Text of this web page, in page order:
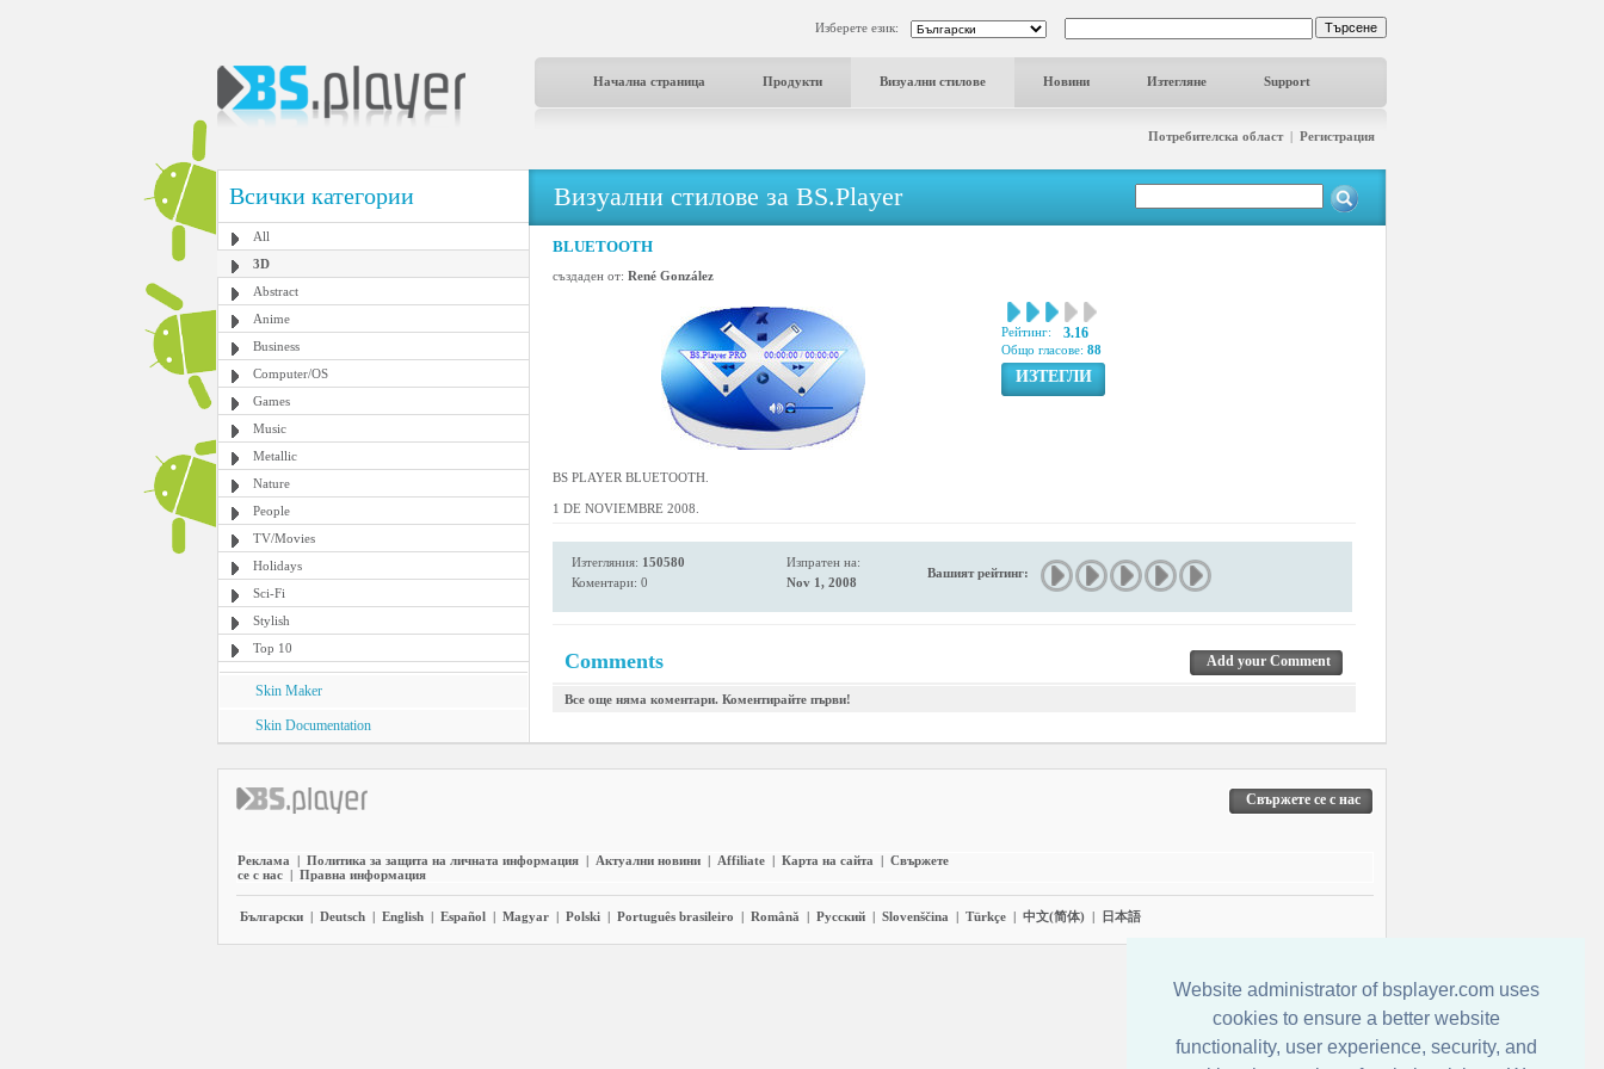
Website administrator of bsplayer.com uses
cookies to ensure a better website
functionality, user experience, security, and
Изберете език:
Начална страница Продукти Визуални стилове Новини Изтегляне Support
Потребителска област| Регистрация
Всички категории
All
3D
Abstract
Anime
Business
Computer/OS
Games
Music
Metallic
Nature
People
TV/Movies
Holidays
Sci-Fi
Stylish
Top 10
Skin Maker
Skin Documentation
Визуални стилове за BS.Player
BLUETOOTH
създаден от: René González
Рейтинг: 3.16
Общо гласове: 88
ИЗТЕГЛИ
BS PLAYER BLUETOOTH.
1 DE NOVIEMBRE 2008.
Изтегляния: 150580
Коментари: 0
Изпратен на:
Nov 1, 2008
Вашият рейтинг:
Comments Add your Comment
Все още няма коментари. Коментирайте първи!
Свържете се с нас
Реклама | Политика за защита на личната информация | Актуални новини | Affiliate | Карта на сайта | Свържете
се с нас | Правна информация
Български | Deutsch | English | Español | Magyar | Polski | Português brasileiro | Română | Pyccĸий | Slovenščina | Türkçe | 中文(简体) | 日本語